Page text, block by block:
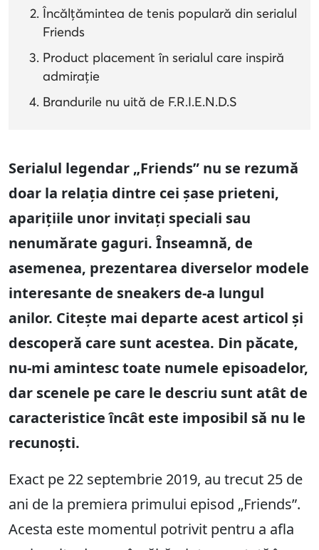
Încălțămintea de tenis populară din serialul
Friends
Product placement în serialul care inspiră
admirație
Brandurile nu uită de F.R.I.E.N.D.S
Serialul legendar „Friends” nu se rezumă
doar la relația dintre cei șase prieteni,
aparițiile unor invitați speciali sau
nenumărate gaguri. Înseamnă, de
asemenea, prezentarea diverselor modele
interesante de sneakers de-a lungul
anilor. Citește mai departe acest articol și
descoperă care sunt acestea. Din păcate,
nu-mi amintesc toate numele episoadelor,
dar scenele pe care le descriu sunt atât de
caracteristice încât este imposibil să nu le
recunoști.
Exact pe 22 septembrie 2019, au trecut 25 de
ani de la premiera primului episod „Friends”.
Acesta este momentul potrivit pentru a afla